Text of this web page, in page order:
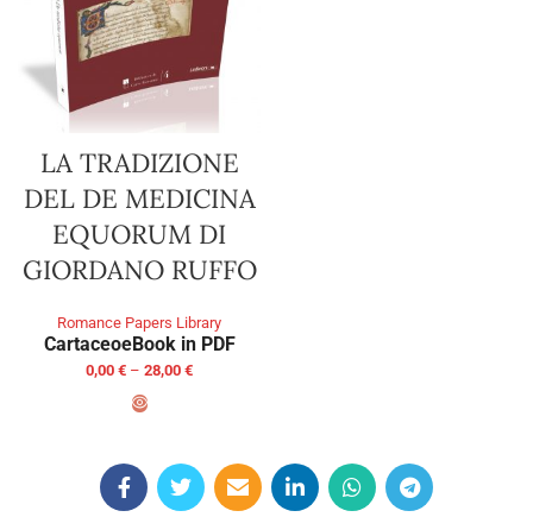
LA TRADIZIONE
DEL DE MEDICINA
EQUORUM DI
GIORDANO RUFFO
Romance Papers Library
CartaceoeBook in PDF
0,00 € – 28,00 €